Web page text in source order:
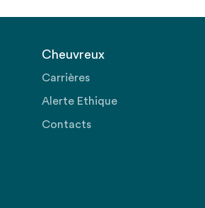
Cheuvreux
Carrières
Alerte Ethique
Contacts